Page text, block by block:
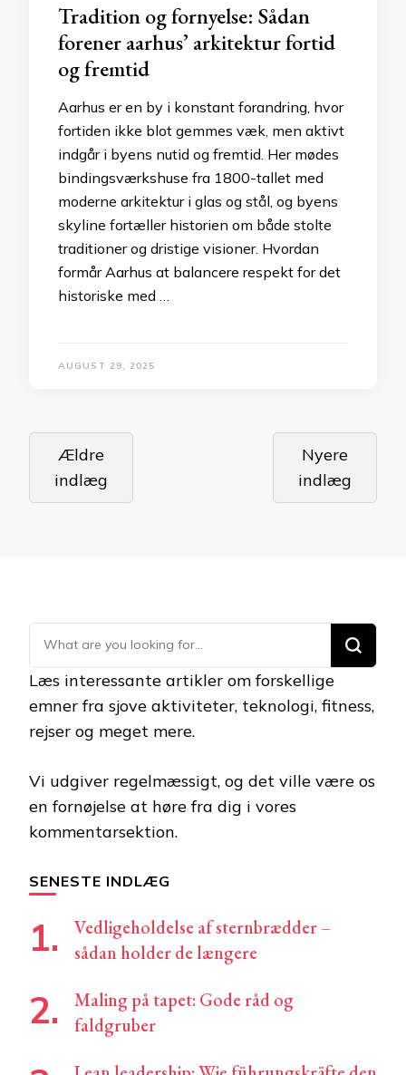
Tradition og fornyelse: Sådan
forener aarhus’ arkitektur fortid
og fremtid
Aarhus er en by i konstant forandring, hvor
fortiden ikke blot gemmes væk, men aktivt
indgår i byens nutid og fremtid. Her mødes
bindingsværkshuse fra 1800-tallet med
moderne arkitektur i glas og stål, og byens
skyline fortæller historien om både stolte
traditioner og dristige visioner. Hvordan
formår Aarhus at balancere respekt for det
historiske med …
AUGUST 29, 2025
Navigation
indlæg
Ældre
indlæg
Nyere
indlæg
Looking
for
Something?
Læs interessante artikler om forskellige
emner fra sjove aktiviteter, teknologi, fitness,
rejser og meget mere.
Vi udgiver regelmæssigt, og det ville være os
en fornøjelse at høre fra dig i vores
kommentarsektion.
SENESTE INDLÆG
Vedligeholdelse af sternbrædder –
sådan holder de længere
Maling på tapet: Gode råd og
faldgruber